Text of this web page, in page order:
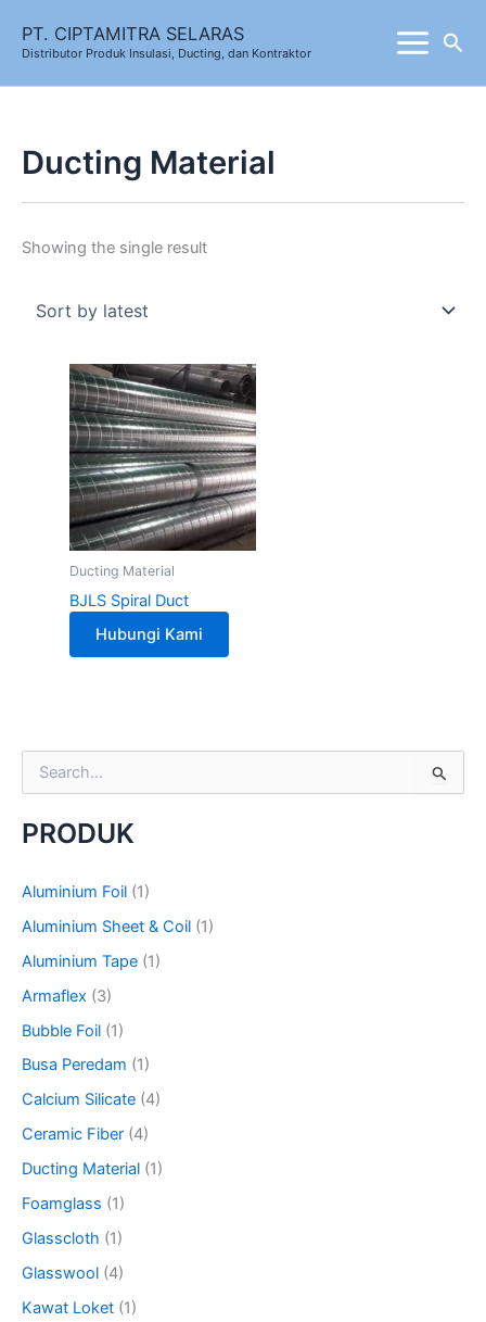
content
PT. CIPTAMITRA SELARAS
Distributor Produk Insulasi, Ducting, dan Kontraktor
Ducting Material
Showing the single result
Ducting Material
BJLS Spiral Duct
Hubungi Kami
e
f
o
:
PRODUK
Aluminium Foil (1)
Aluminium Sheet & Coil (1)
Aluminium Tape (1)
Armaflex (3)
Bubble Foil (1)
Busa Peredam (1)
Calcium Silicate (4)
Ceramic Fiber (4)
Ducting Material (1)
Foamglass (1)
Glasscloth (1)
Glasswool (4)
Kawat Loket (1)